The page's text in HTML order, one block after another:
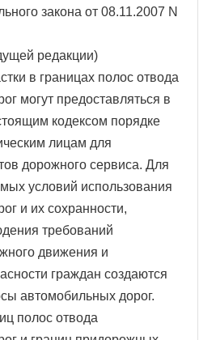
закона от 08.11.2007 N
редакции)
в границах полос отвода
могут предоставляться в
кодексом порядке
лицам для
дорожного сервиса. Для
условий использования
и их сохранности,
требований
движения и
граждан создаются
автомобильных дорог.
полос отвода